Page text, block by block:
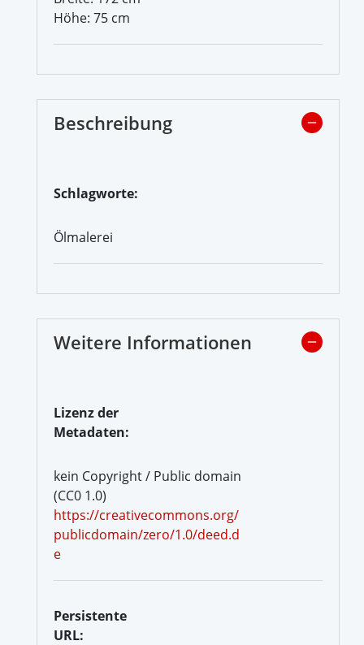
Höhe: 75 cm
Beschreibung
Schlagworte:
Ölmalerei
Weitere Informationen
Lizenz der
Metadaten:
kein Copyright / Public domain
(CC0 1.0)
https://creativecommons.org/
publicdomain/zero/1.0/deed.d
e
Persistente
URL: